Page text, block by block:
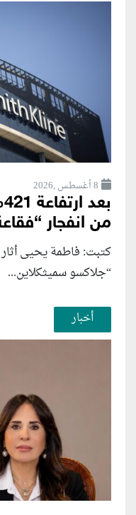
8 أغسطس ,2026
من انفجار
كتبت: فاطمة يحيى
“جلاكسو سميثكلاين...
أخبار